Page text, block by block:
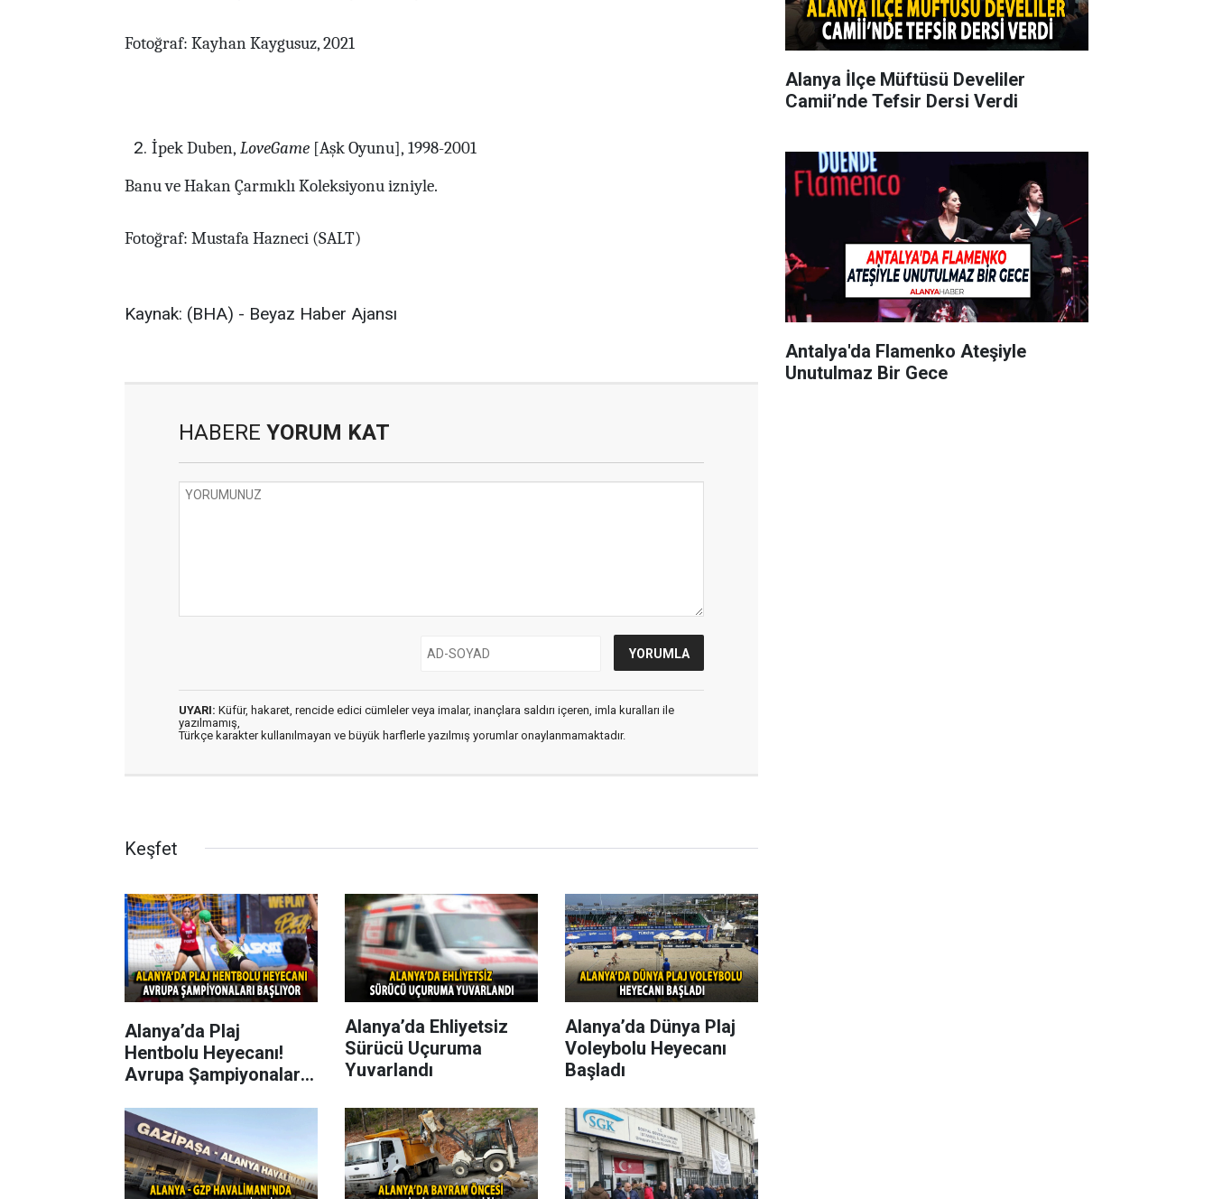
Fotoğraf: Kayhan Kaygusuz, 2021
İpek Duben, LoveGame [Aşk Oyunu], 1998-2001
Banu ve Hakan Çarmıklı Koleksiyonu izniyle.
Fotoğraf: Mustafa Hazneci (SALT)
Kaynak: (BHA) - Beyaz Haber Ajansı
HABERE YORUM KAT
UYARI: Küfür, hakaret, rencide edici cümleler veya imalar, inançlara saldırı içeren, imla kuralları ile
yazılmamış,
Türkçe karakter kullanılmayan ve büyük harflerle yazılmış yorumlar onaylanmamaktadır.
Keşfet
Alanya’da Plaj
Hentbolu Heyecanı!
Avrupa Şampiyonaları
Alanya’da Ehliyetsiz
Sürücü Uçuruma
Yuvarlandı
Alanya’da Dünya Plaj
Voleybolu Heyecanı
Başladı
Alanya İlçe Müftüsü Develiler
Camii’nde Tefsir Dersi Verdi
Antalya'da Flamenko Ateşiyle
Unutulmaz Bir Gece